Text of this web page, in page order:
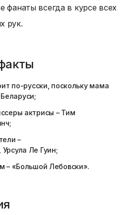
фанаты всегда в курсе всех
рук.
по-русски, поскольку мама
актрисы – Тим
–
Ле Гуин;
– «Большой Лебовски».